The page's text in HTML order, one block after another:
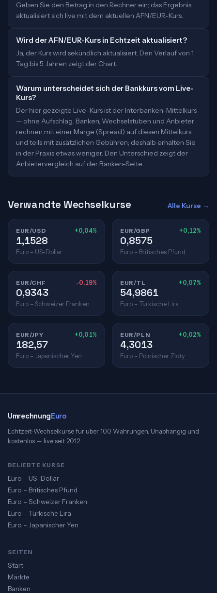
Geben Sie den Betrag in den Rechner ein; das Ergebnis
aktualisiert sich live mit dem aktuellen AFN/EUR-Kurs.
Wird der AFN/EUR-Kurs in Echtzeit aktualisiert?
Ja, der Kurs wird sekündlich aktualisiert. Den Verlauf von 1
Tag bis 5 Jahren zeigt der Chart.
Warum unterscheidet sich der Bankkurs vom Live-
Kurs?
Der hier gezeigte Live-Kurs ist der Interbanken-Mittelkurs
— ohne Aufschlag. Banken, Wechselstuben und Anbieter
rechnen mit einer Marge (Spread) auf diesen Mittelkurs
und teils mit zusätzlichen Gebühren; deshalb erhalten Sie
in der Praxis etwas weniger. Den Unterschied zeigt der
Anbietervergleich auf der Banken-Seite.
Verwandte Wechselkurse Alle Kurse →
EUR/USD +0,04%
1,1528
Euro – US-Dollar
EUR/GBP +0,12%
0,8575
Euro – Britisches Pfund
EUR/CHF -0,19%
0,9343
Euro – Schweizer Franken
EUR/TL +0,07%
54,9861
Euro – Türkische Lira
EUR/JPY +0,01%
182,57
Euro – Japanischer Yen
EUR/PLN +0,02%
4,3013
Euro – Polnischer Zloty
UmrechnungEuro
Echtzeit-Wechselkurse für über 100 Währungen. Unabhängig und
kostenlos — live seit 2012.
BELIEBTE KURSE
Euro – US-Dollar
Euro – Britisches Pfund
Euro – Schweizer Franken
Euro – Türkische Lira
Euro – Japanischer Yen
SEITEN
Start
Märkte
Banken